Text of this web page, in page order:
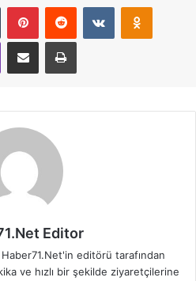
Editor
Haber71.Net'in editörü tarafından
ve hızlı bir şekilde ziyaretçilerine